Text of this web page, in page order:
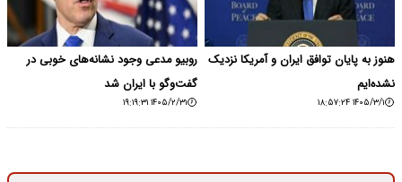
هنوز به پایان توافق ایران و آمریکا نزدیک
نشده‌ایم
۱۴۰۵/۳/۱ ۱۸:۵۷:۲۴
روبیو مدعی وجود نشانه‌های خوبی در
گفت‌وگو با ایران شد
۱۴۰۵/۲/۳۱ ۱۹:۱۹:۳۱